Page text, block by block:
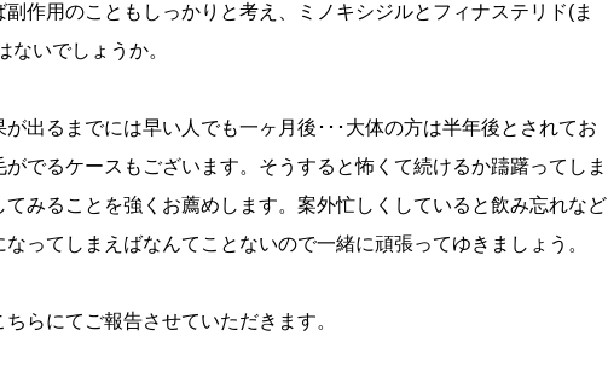
作用のこともしっかりと考え、ミノキシジルとフィナステリド(ま
いでしょうか。
出るまでには早い人でも一ヶ月後･･･大体の方は半年後とされてお
でるケースもございます。そうすると怖くて続けるか躊躇ってしま
みることを強くお薦めします。案外忙しくしていると飲み忘れなど
ってしまえばなんてことないので一緒に頑張ってゆきましょう。
らにてご報告させていただきます。